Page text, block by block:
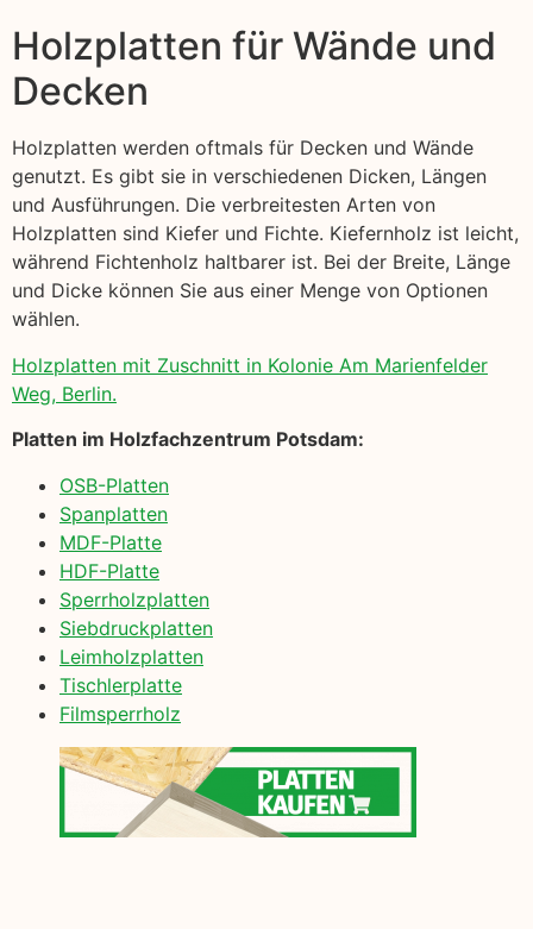
Holzplatten für Wände und
Decken
Holzplatten werden oftmals für Decken und Wände
genutzt. Es gibt sie in verschiedenen Dicken, Längen
und Ausführungen. Die verbreitesten Arten von
Holzplatten sind Kiefer und Fichte. Kiefernholz ist leicht,
während Fichtenholz haltbarer ist. Bei der Breite, Länge
und Dicke können Sie aus einer Menge von Optionen
wählen.
Holzplatten mit Zuschnitt in Kolonie Am Marienfelder
Weg, Berlin.
Platten im Holzfachzentrum Potsdam:
OSB-Platten
Spanplatten
MDF-Platte
HDF-Platte
Sperrholzplatten
Siebdruckplatten
Leimholzplatten
Tischlerplatte
Filmsperrholz